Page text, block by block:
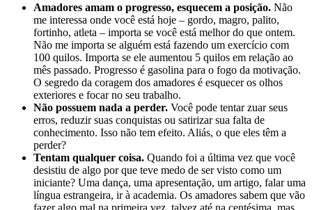
Amadores amam o progresso, esquecem a posição. Não
me interessa onde você está hoje – gordo, magro, palito,
fortinho, atleta – importa se você está melhor do que ontem.
Não me importa se alguém está fazendo um exercício com
100 quilos. Importa se ele aumentou 5 quilos em relação ao
mês passado. Progresso é gasolina para o fogo da motivação.
O segredo da coragem dos amadores é esquecer os olhos
exteriores e focar no seu trabalho.
Não possuem nada a perder. Você pode tentar zuar seus
erros, reduzir suas conquistas ou satirizar sua falta de
conhecimento. Isso não tem efeito. Aliás, o que eles têm a
perder?
Tentam qualquer coisa. Quando foi a última vez que você
desistiu de algo por que teve medo de ser visto como um
iniciante? Uma dança, uma apresentação, um artigo, falar uma
língua estrangeira, ir à academia. Os amadores sabem que vão
fazer algo mal na primeira vez, talvez até na centésima, mas